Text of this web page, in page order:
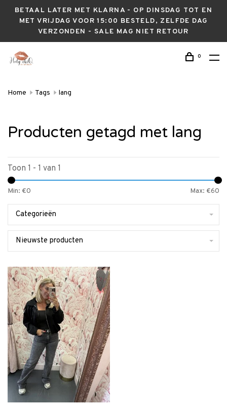
BETAAL LATER MET KLARNA - OP DINSDAG TOT EN
MET VRIJDAG VOOR 15:00 BESTELD, ZELFDE DAG
VERZONDEN - SALE MAG NIET RETOUR
0
Home Tags lang
Producten getagd met lang
Toon 1 - 1 van 1
Min: €0 Max: €60
Categorieën
Nieuwste producten